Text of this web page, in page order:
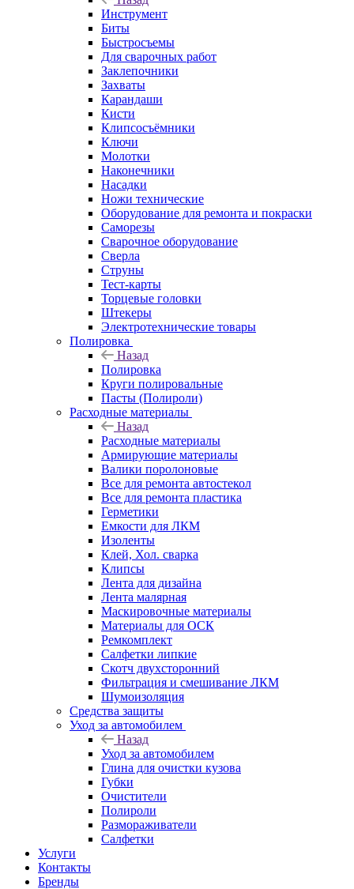
Инструмент
Биты
Быстросъемы
Для сварочных работ
Заклепочники
Захваты
Карандаши
Кисти
Клипсосъёмники
Ключи
Молотки
Наконечники
Насадки
Ножи технические
Оборудование для ремонта и покраски
Саморезы
Сварочное оборудование
Сверла
Струны
Тест-карты
Торцевые головки
Штекеры
Электротехнические товары
Полировка
Назад
Полировка
Круги полировальные
Пасты (Полироли)
Расходные материалы
Назад
Расходные материалы
Армирующие материалы
Валики поролоновые
Все для ремонта автостекол
Все для ремонта пластика
Герметики
Емкости для ЛКМ
Изоленты
Клей, Хол. сварка
Клипсы
Лента для дизайна
Лента малярная
Маскировочные материалы
Материалы для ОСК
Ремкомплект
Салфетки липкие
Скотч двухсторонний
Фильтрация и смешивание ЛКМ
Шумоизоляция
Средства защиты
Уход за автомобилем
Назад
Уход за автомобилем
Глина для очистки кузова
Губки
Очистители
Полироли
Размораживатели
Салфетки
Услуги
Контакты
Бренды